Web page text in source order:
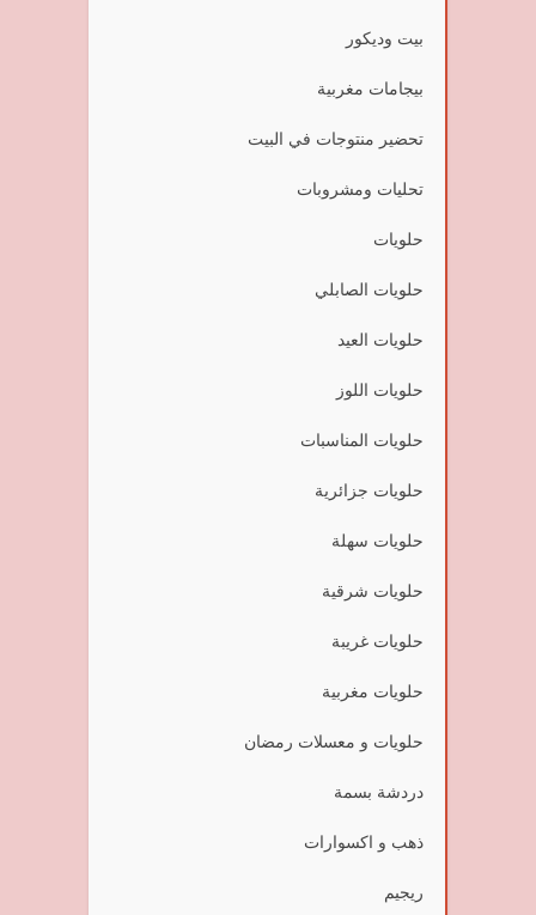
بيت وديكور
بيجامات مغربية
تحضير منتوجات في البيت
تحليات ومشروبات
حلويات
حلويات الصابلي
حلويات العيد
حلويات اللوز
حلويات المناسبات
حلويات جزائرية
حلويات سهلة
حلويات شرقية
حلويات غريبة
حلويات مغربية
حلويات و معسلات رمضان
دردشة بسمة
ذهب و اكسوارات
ريجيم